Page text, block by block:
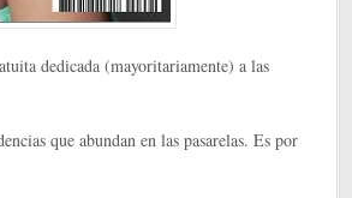
dedicada (mayoritariamente) a las
que abundan en las pasarelas. Es por